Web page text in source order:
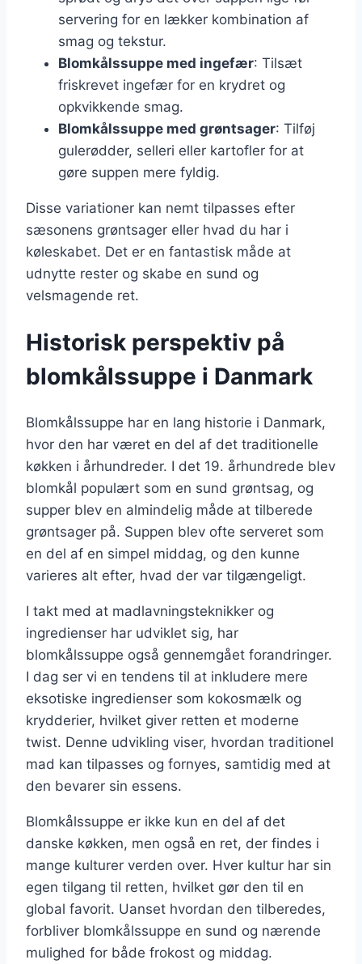
servering for en lækker kombination af
smag og tekstur.
Blomkålssuppe med ingefær: Tilsæt
friskrevet ingefær for en krydret og
opkvikkende smag.
Blomkålssuppe med grøntsager: Tilføj
gulerødder, selleri eller kartofler for at
gøre suppen mere fyldig.
Disse variationer kan nemt tilpasses efter
sæsonens grøntsager eller hvad du har i
køleskabet. Det er en fantastisk måde at
udnytte rester og skabe en sund og
velsmagende ret.
Historisk perspektiv på
blomkålssuppe i Danmark
Blomkålssuppe har en lang historie i Danmark,
hvor den har været en del af det traditionelle
køkken i århundreder. I det 19. århundrede blev
blomkål populært som en sund grøntsag, og
supper blev en almindelig måde at tilberede
grøntsager på. Suppen blev ofte serveret som
en del af en simpel middag, og den kunne
varieres alt efter, hvad der var tilgængeligt.
I takt med at madlavningsteknikker og
ingredienser har udviklet sig, har
blomkålssuppe også gennemgået forandringer.
I dag ser vi en tendens til at inkludere mere
eksotiske ingredienser som kokosmælk og
krydderier, hvilket giver retten et moderne
twist. Denne udvikling viser, hvordan traditionel
mad kan tilpasses og fornyes, samtidig med at
den bevarer sin essens.
Blomkålssuppe er ikke kun en del af det
danske køkken, men også en ret, der findes i
mange kulturer verden over. Hver kultur har sin
egen tilgang til retten, hvilket gør den til en
global favorit. Uanset hvordan den tilberedes,
forbliver blomkålssuppe en sund og nærende
mulighed for både frokost og middag.